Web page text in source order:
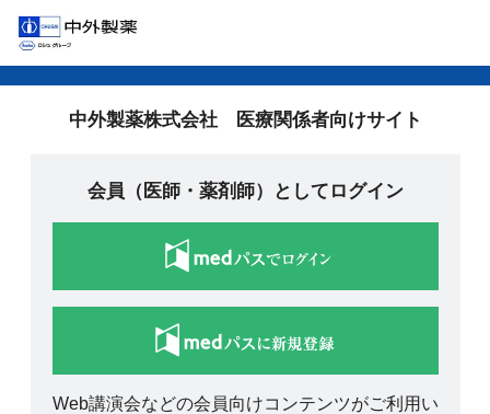
中外製薬株式会社 医療関係者向けサイト
会員（医師・薬剤師）としてログイン
Web講演会などの会員向けコンテンツがご利用い